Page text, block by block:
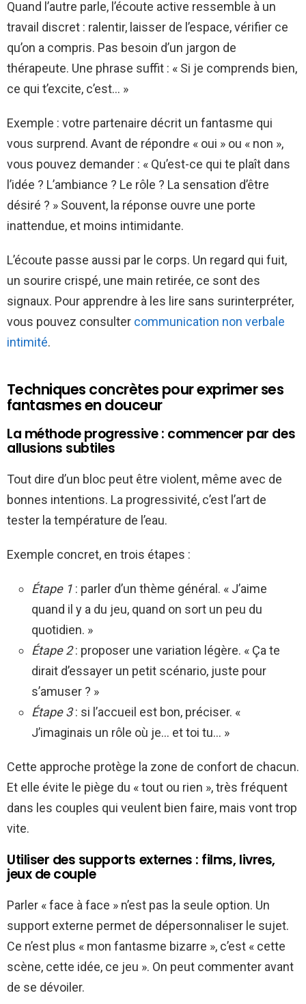
Quand l’autre parle, l’écoute active ressemble à un
travail discret : ralentir, laisser de l’espace, vérifier ce
qu’on a compris. Pas besoin d’un jargon de
thérapeute. Une phrase suffit : « Si je comprends bien,
ce qui t’excite, c’est… »
Exemple : votre partenaire décrit un fantasme qui
vous surprend. Avant de répondre « oui » ou « non »,
vous pouvez demander : « Qu’est-ce qui te plaît dans
l’idée ? L’ambiance ? Le rôle ? La sensation d’être
désiré ? » Souvent, la réponse ouvre une porte
inattendue, et moins intimidante.
L’écoute passe aussi par le corps. Un regard qui fuit,
un sourire crispé, une main retirée, ce sont des
signaux. Pour apprendre à les lire sans surinterpréter,
vous pouvez consulter communication non verbale
intimité.
Techniques concrètes pour exprimer ses
fantasmes en douceur
La méthode progressive : commencer par des
allusions subtiles
Tout dire d’un bloc peut être violent, même avec de
bonnes intentions. La progressivité, c’est l’art de
tester la température de l’eau.
Exemple concret, en trois étapes :
Étape 1 : parler d’un thème général. « J’aime
quand il y a du jeu, quand on sort un peu du
quotidien. »
Étape 2: proposer une variation légère. « Ça te
dirait d’essayer un petit scénario, juste pour
s’amuser ? »
Étape 3: si l’accueil est bon, préciser. «
J’imaginais un rôle où je… et toi tu… »
Cette approche protège la zone de confort de chacun.
Et elle évite le piège du « tout ou rien », très fréquent
dans les couples qui veulent bien faire, mais vont trop
vite.
Utiliser des supports externes : films, livres,
jeux de couple
Parler « face à face » n’est pas la seule option. Un
support externe permet de dépersonnaliser le sujet.
Ce n’est plus « mon fantasme bizarre », c’est « cette
scène, cette idée, ce jeu ». On peut commenter avant
de se dévoiler.